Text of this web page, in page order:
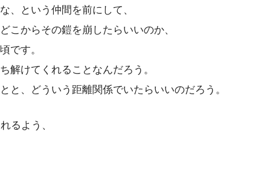
、という仲間を前にして、
こからその鎧を崩したらいいのか、
です。
解けてくれることなんだろう。
と、どういう距離関係でいたらいいのだろう。
るよう、